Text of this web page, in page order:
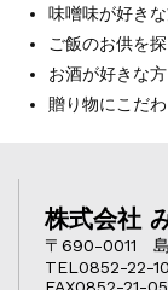
味噌味が好き
ご飯のお供を
お酒が好きな方
贈り物にこだ
株式会社
〒690-0011 島
TEL0852-22-